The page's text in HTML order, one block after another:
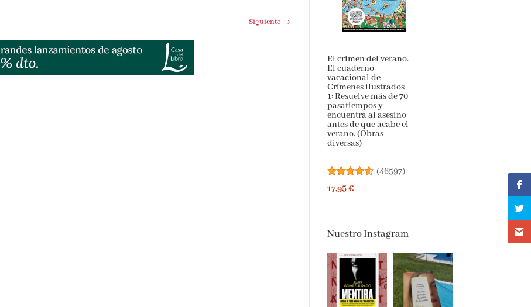
Siguiente→
El crimen del verano.
El cuaderno
vacacional de
Crímenes ilustrados
1: Resuelve más de 70
pasatiempos y
encuentra al asesino
antes de que acabe el
verano. (Obras
diversas)
(46597)
17,95 €
Nuestro Instagram